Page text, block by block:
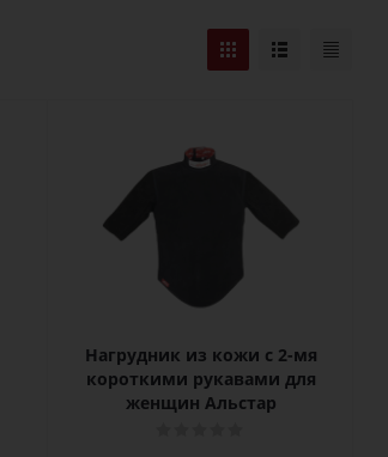
Нагрудник из кожи с 2-мя
короткими рукавами для
женщин Альстар